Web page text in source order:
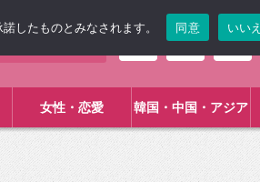
女性・恋愛 韓国・中国・アジア
したものとみなされます。 同意 いいえ